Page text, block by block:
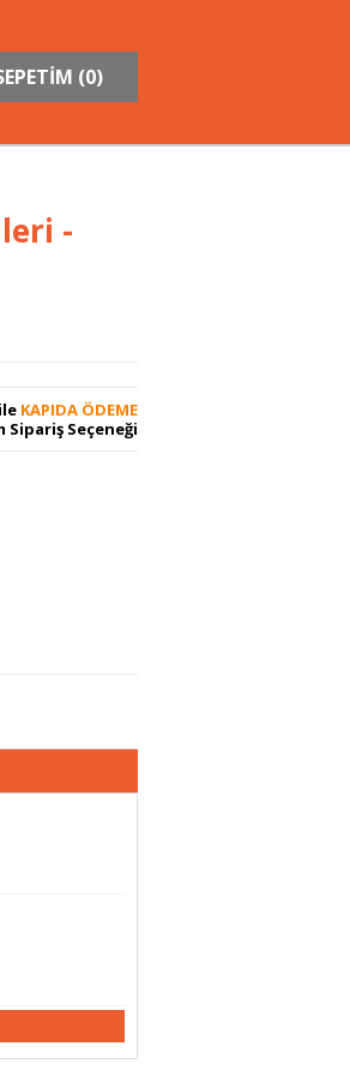
(0)
-
KAPIDA ÖDEME
Sipariş Seçeneği